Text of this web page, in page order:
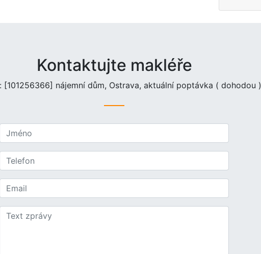
Kontaktujte makléře
[101256366] nájemní dům, Ostrava, aktuální poptávka ( dohodou )